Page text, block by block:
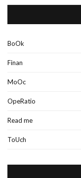
BoOk
Finan
MoOc
OpeRatio
Read me
ToUch